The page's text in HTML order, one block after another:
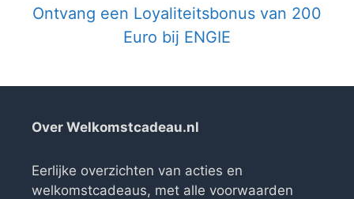
Ontvang een Loyaliteitsbonus van 200
Euro bij ENGIE
Over Welkomstcadeau.nl
Eerlijke overzichten van acties en
welkomstcadeaus, met alle voorwaarden